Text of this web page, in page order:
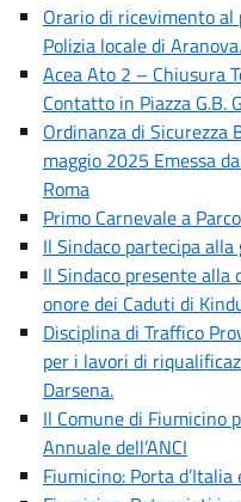
Orario di ricevimento
Polizia locale di Aranova.
Acea Ato 2 – Chiusura
Contatto in Piazza G.B.
Ordinanza di
maggio 2025 Emessa
Roma
Primo Carnevale a
Il Sindaco partecipa
Il Sindaco presente
onore dei Caduti di
Disciplina di Traffico
per i lavori di
Darsena.
Il Comune di Fiumicino
Annuale dell’ANCI
Fiumicino: Porta d’Italia